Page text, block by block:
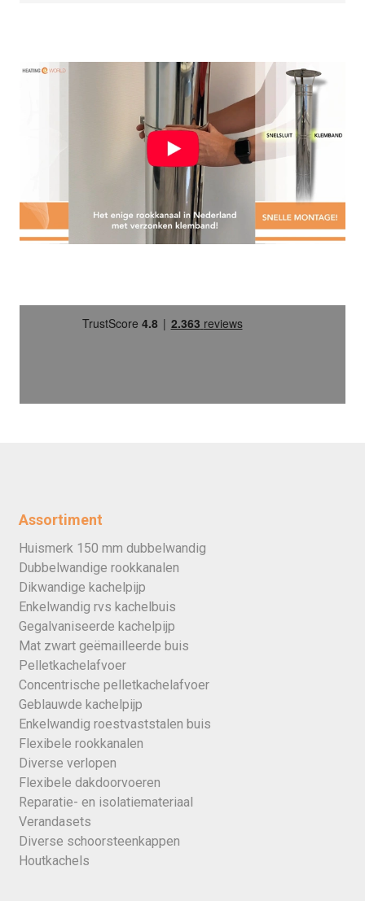
Assortiment
Huismerk 150 mm dubbelwandig
Dubbelwandige rookkanalen
Dikwandige kachelpijp
Enkelwandig rvs kachelbuis
Gegalvaniseerde kachelpijp
Mat zwart geëmailleerde buis
Pelletkachelafvoer
Concentrische pelletkachelafvoer
Geblauwde kachelpijp
Enkelwandig roestvaststalen buis
Flexibele rookkanalen
Diverse verlopen
Flexibele dakdoorvoeren
Reparatie- en isolatiemateriaal
Verandasets
Diverse schoorsteenkappen
Houtkachels